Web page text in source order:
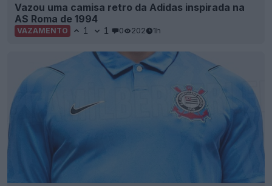
Vazou uma camisa retro da Adidas inspirada na
AS Roma de 1994
VAZAMENTO 1 1 0 202 1h